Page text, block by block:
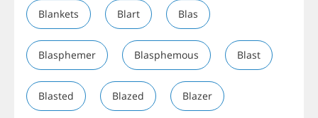
Blankets Blart Blas
Blasphemer Blasphemous Blast
Blasted Blazed Blazer